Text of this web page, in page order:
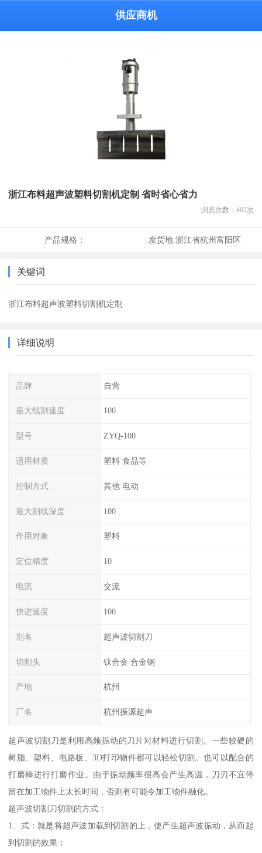
供应商机
浙江布料超声波塑料切割机定制 省时省心省力
浏览次数： 402次
产品规格： 发货地:浙江省杭州富阳区
关键词
浙江布料超声波塑料切割机定制
详细说明
品牌 自营
最大线割速度 100
型号 ZYQ-100
适用材质 塑料 食品等
控制方式 其他 电动
最大刻线深度 100
作用对象 塑料
定位精度 10
电流 交流
快进速度 100
别名 超声波切割刀
切割头 钛合金 合金钢
产地 杭州
厂名 杭州振源超声
超声波切割刀是利用高频振动的刀片对材料进行切割。一些较硬的
树脂、塑料、电路板、3D打印物件都可以轻松切割。也可以配合的
打磨棒进行打磨作业。由于振动频率很高会产生高温，刀刃不宜停
留在加工物件上太长时间，否则有可能令加工物件融化。
超声波切割刀切割的方式：
1、式：就是将超声波加载到切割的上，使产生超声波振动，从而起
到切割的效果；